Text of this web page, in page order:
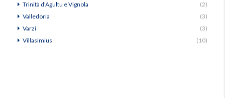
Trinità d'Agultu e Vignola
(2)
Valledoria
(3)
Varzi
(3)
Villasimius
(10)